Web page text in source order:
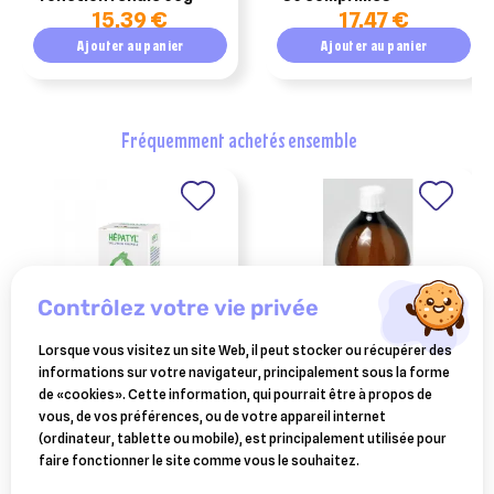
15,39 €
Ajouter au panier
17,47 €
Ajouter au panier
fréquemment achetés ensemble
BOIRON
hepatyl boiron (30 ml)
11,90 €
BOIRON
rhumatyl 1l
58,99 €
contrôlez votre vie privée
Lorsque vous visitez un site Web, il peut stocker ou récupérer des
informations sur votre navigateur, principalement sous la forme
de «cookies». Cette information, qui pourrait être à propos de
vous, de vos préférences, ou de votre appareil internet
(ordinateur, tablette ou mobile), est principalement utilisée pour
faire fonctionner le site comme vous le souhaitez.